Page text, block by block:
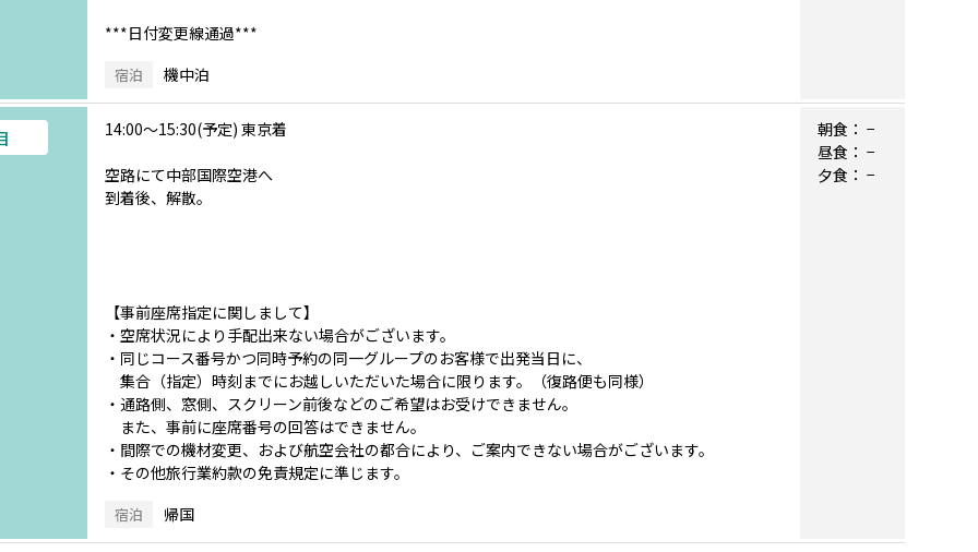
***日付変更線通過***
宿泊 機中泊
14:00～15:30(予定) 東京着
空路にて中部国際空港へ
到着後、解散。
【事前座席指定に関しまして】
・空席状況により手配出来ない場合がございます。
・同じコース番号かつ同時予約の同一グループのお客様で出発当日に、
集合（指定）時刻までにお越しいただいた場合に限ります。（復路便も同様）
・通路側、窓側、スクリーン前後などのご希望はお受けできません。
また、事前に座席番号の回答はできません。
・間際での機材変更、および航空会社の都合により、ご案内できない場合がございます。
・その他旅行業約款の免責規定に準じます。
宿泊 帰国
朝食： −
昼食： −
夕食： −